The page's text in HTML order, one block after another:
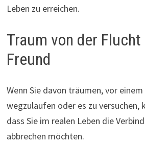
Leben zu erreichen.
Traum von der
Freund
Wenn Sie davon träumen, vor einem
wegzulaufen oder es zu versuchen,
dass Sie im realen Leben die
abbrechen möchten.